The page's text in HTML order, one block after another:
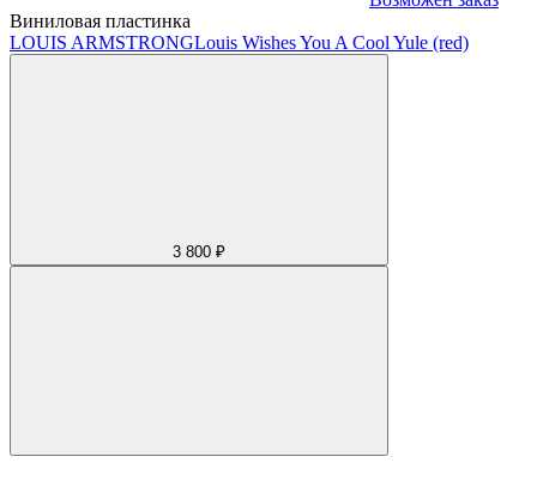
Виниловая пластинка
LOUIS ARMSTRONGLouis Wishes You A Cool Yule (red)
3 800 ₽